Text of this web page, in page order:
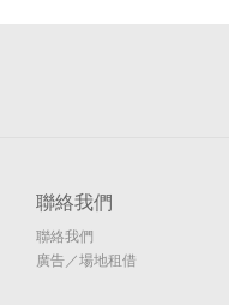
聯絡我們
聯絡我們
廣告／場地租借